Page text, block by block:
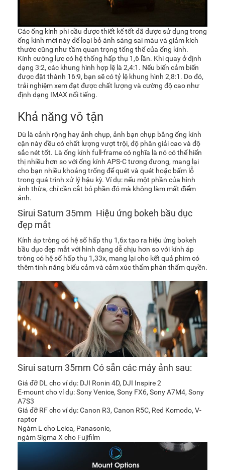
Các ống kính phi cầu được thiết kế tốt đã được sử dụng trong
ống kính mới này để loại bỏ ánh sáng sai màu và giảm kích
thước cũng như tầm quan trọng tổng thể của ống kính.
Kính cường lực có hệ thống hấp thụ 1,6 lần. Khi quay ở định
dạng 3:2, các khung hình hợp lệ là 2,4:1. Nếu biến cảm biến
được đặt thành 16:9, bạn sẽ có tỷ lệ khung hình 2,8:1. Do đó,
trải nghiệm xem đạt được chất lượng và cường độ cao như
định dạng IMAX nổi tiếng.
Khả năng vô tận
Dù là cảnh rộng hay ảnh chụp, ảnh bạn chụp bằng ống kính
cận này đều có chất lượng vượt trội, độ phân giải cao và độ
sắc nét tốt. Là ống kính full-frame có nghĩa là nó có thể hiển
thị nhiều hơn so với ống kính APS-C tương đương, mang lại
cho bạn nhiều khoảng trống để quét và quét hoặc bấm lỗ
trong quá trình xử lý hậu kỳ. Ví dụ: nếu một phần của hình
ảnh thừa, chỉ cần cắt bỏ phần đó mà không làm mất điểm
ảnh.
Sirui Saturn 35mm Hiệu ứng bokeh bầu dục
đẹp mắt
Kính áp tròng có hệ số hấp thụ 1,6x tạo ra hiệu ứng bokeh
bầu dục đẹp mắt với hình dạng dễ chịu hơn so với kính áp
tròng có hệ số hấp thụ 1,33x, mang lại cho kết quả phim có
thêm tính năng biểu cảm và cảm xúc thẩm phán thẩm quyền.
Sirui saturn 35mm Có sẵn các máy ảnh sau:
Giá đỡ DL cho ví dụ: DJI Ronin 4D, DJI Inspire 2
E-mount cho ví dụ: Sony Venice, Sony FX6, Sony A7M4, Sony
A7S3
Giá đỡ RF cho ví dụ: Canon R3, Canon R5C, Red Komodo, V-
raptor
Ngàm L cho Leica, Panasonic,
ngàm Sigma X cho Fujifilm